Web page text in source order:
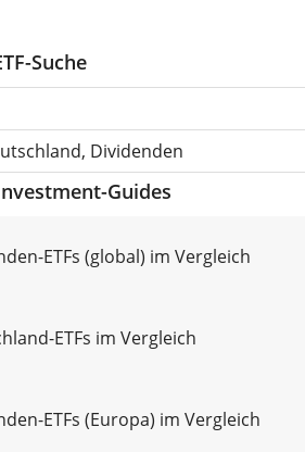
Suche
Dividenden
Guides
ETFs (global) im Vergleich
ETFs im Vergleich
ETFs (Europa) im Vergleich